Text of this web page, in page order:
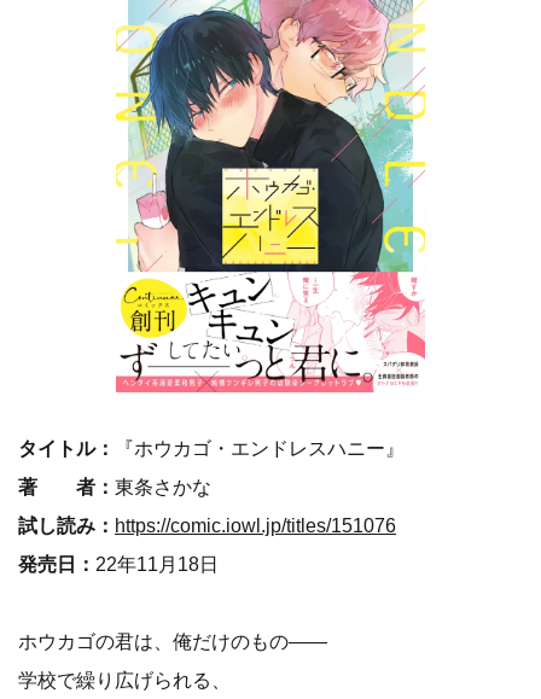
タイトル：
『ホウカゴ・エンドレスハニー』
著 者： 東条さかな
試し読み： https://comic.iowl.jp/titles/151076
発売日： 22年11月18日
ホウカゴの君は、俺だけのもの――
学校で繰り広げられる、